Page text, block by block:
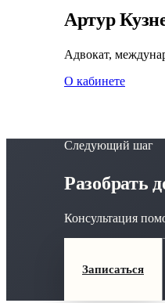
Артур
Адвокат,
О кабинете
Следующий шаг
Разобрать
Консультация
Записаться